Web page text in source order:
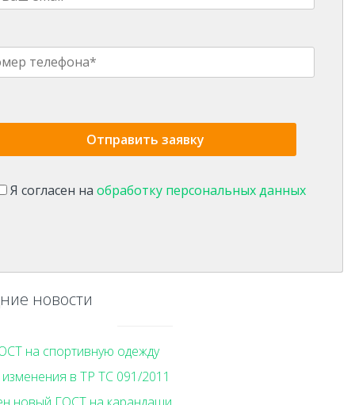
Я согласен на обработку персональных данных
новости
на спортивную одежду
в ТР ТС 091/2011